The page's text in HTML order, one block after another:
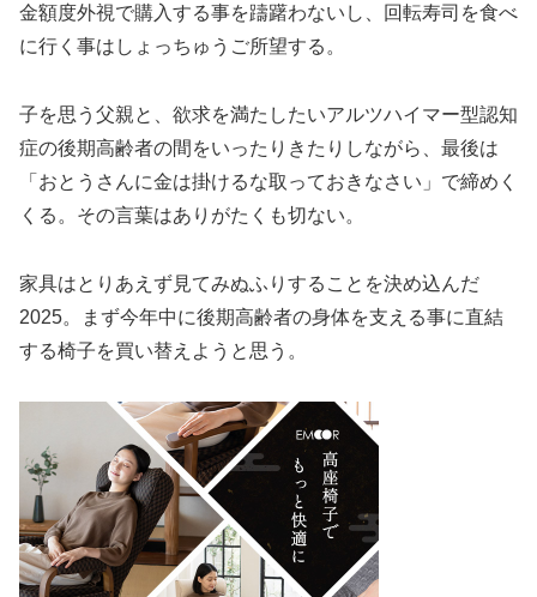
金額度外視で購入する事を躊躇わないし、回転寿司を食べ
に行く事はしょっちゅうご所望する。
子を思う父親と、欲求を満たしたいアルツハイマー型認知
症の後期高齢者の間をいったりきたりしながら、最後は
「おとうさんに金は掛けるな取っておきなさい」で締めく
くる。その言葉はありがたくも切ない。
家具はとりあえず見てみぬふりすることを決め込んだ
2025。まず今年中に後期高齢者の身体を支える事に直結
する椅子を買い替えようと思う。